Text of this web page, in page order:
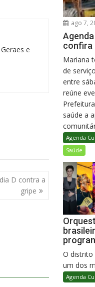
e
D contra a
gripe
ago 7,
confira
Mariana
de
entre
reúne
saúde a
Agenda
Saúde
O distrito
um dos
Agenda